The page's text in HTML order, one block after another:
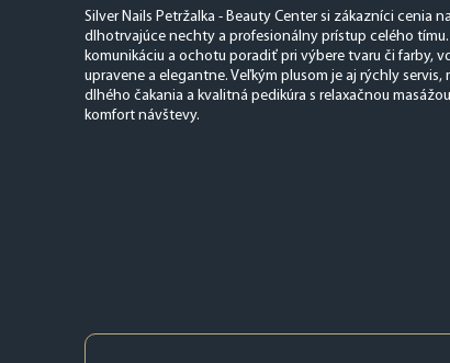
Silver Nails Petržalka - Beauty Center si zákazníci cenia
dlhotrvajúce nechty a profesionálny prístup celého
komunikáciu a ochotu poradiť pri výbere tvaru či farby,
upravene a elegantne. Veľkým plusom je aj rýchly
dlhého čakania a kvalitná pedikúra s relaxačnou
komfort návštevy.